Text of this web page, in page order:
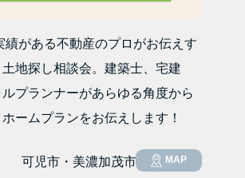
績がある不動産のプロがお伝えす
地探し相談会。建築士、宅建
プランナーがあらゆる角度から
ームプランをお伝えします！
可児市・美濃加茂市 MAP